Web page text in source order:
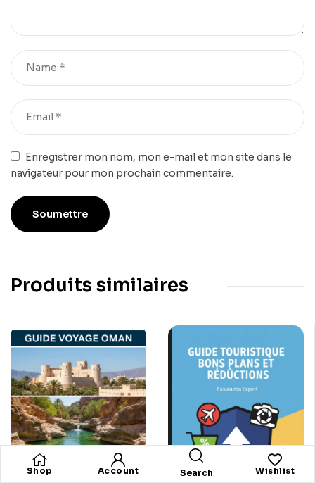
Enregistrer mon nom, mon e-mail et mon site dans le
navigateur pour mon prochain commentaire.
Produits similaires
Shop Account Search Wishlist